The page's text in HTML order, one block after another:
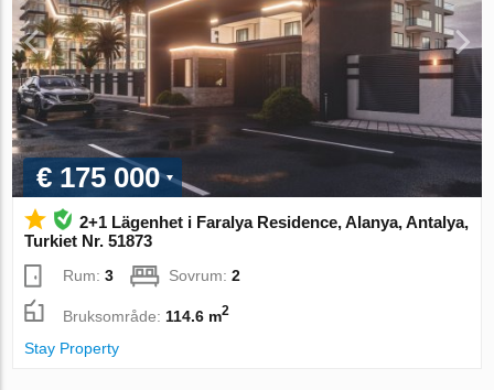
€ 175 000
2+1 Lägenhet i Faralya Residence, Alanya, Antalya,
Turkiet Nr. 51873
Rum:3 Sovrum:2
Bruksområde: 114.6 m2
Stay Property